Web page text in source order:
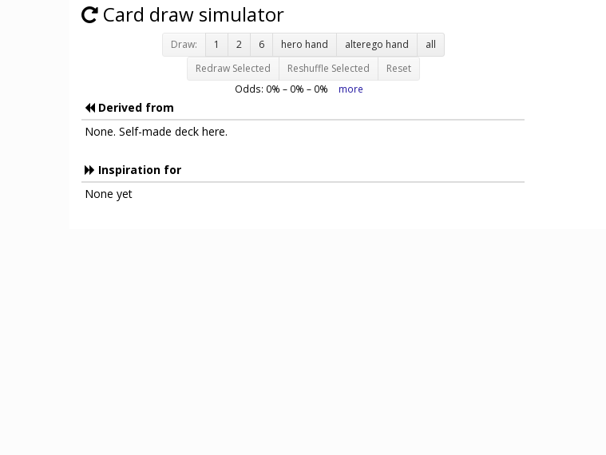
Card draw simulator
Draw: 1 2 6 hero hand alterego hand
all
Redraw Selected
Reshuffle Selected Reset
Odds: 0% – 0% – 0% more
Derived from
None. Self-made deck here.
Inspiration for
None yet